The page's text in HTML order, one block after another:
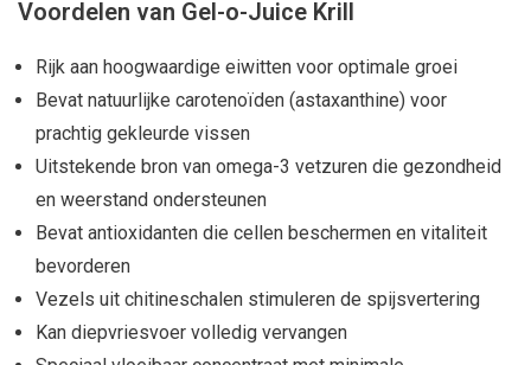
Voordelen van Gel-o-Juice Krill
Rijk aan hoogwaardige eiwitten voor optimale groei
Bevat natuurlijke carotenoïden (astaxanthine) voor
prachtig gekleurde vissen
Uitstekende bron van omega-3 vetzuren die gezondheid
en weerstand ondersteunen
Bevat antioxidanten die cellen beschermen en vitaliteit
bevorderen
Vezels uit chitineschalen stimuleren de spijsvertering
Kan diepvriesvoer volledig vervangen